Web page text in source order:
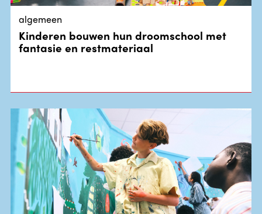
algemeen
Kinderen bouwen hun droomschool met
fantasie en restmateriaal